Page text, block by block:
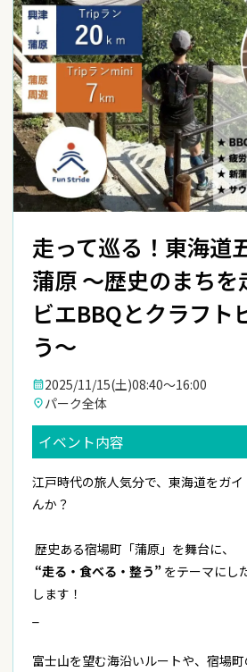
走って巡る！東海道
蒲原 〜歴史のまちを
ビエBBQとクラフト
う〜
calendar_month2025/11/15(土)08:40〜16:00
place パーク全体
イベント内容
江戸時代の旅人気分で、東海道をガ
んか？
歴史ある宿場町「蒲原」を舞台に、
“走る・食べる・整う” をテーマにし
します！
富士山を望む海沿いルートや、宿場